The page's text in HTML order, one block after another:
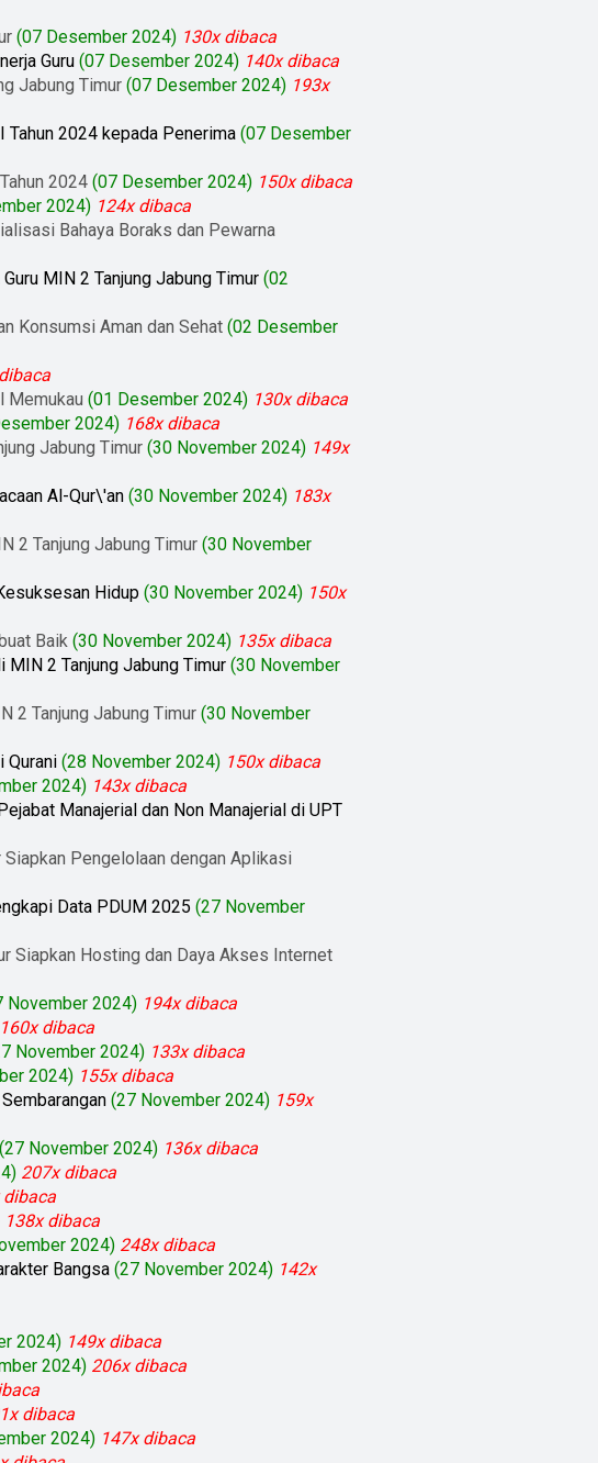
(07 Desember 2024) 130x dibaca
Guru (07 Desember 2024) 140x dibaca
Jabung Timur (07 Desember 2024) 193x
Tahun 2024 kepada Penerima (07 Desember
2024 (07 Desember 2024) 150x dibaca
2024) 124x dibaca
Bahaya Boraks dan Pewarna
MIN 2 Tanjung Jabung Timur (02
Konsumsi Aman dan Sehat (02 Desember
Memukau (01 Desember 2024) 130x dibaca
2024) 168x dibaca
Jabung Timur (30 November 2024) 149x
Al-Qur\'an (30 November 2024) 183x
2 Tanjung Jabung Timur (30 November
Hidup (30 November 2024) 150x
Baik (30 November 2024) 135x dibaca
2 Tanjung Jabung Timur (30 November
2 Tanjung Jabung Timur (30 November
Qurani (28 November 2024) 150x dibaca
2024) 143x dibaca
Manajerial dan Non Manajerial di UPT
Pengelolaan dengan Aplikasi
Data PDUM 2025 (27 November
Siapkan Hosting dan Daya Akses Internet
November 2024) 194x dibaca
160x dibaca
November 2024) 133x dibaca
2024) 155x dibaca
(27 November 2024) 159x
(27 November 2024) 136x dibaca
207x dibaca
dibaca
138x dibaca
2024) 248x dibaca
Bangsa (27 November 2024) 142x
2024) 149x dibaca
2024) 206x dibaca
dibaca
2024) 147x dibaca